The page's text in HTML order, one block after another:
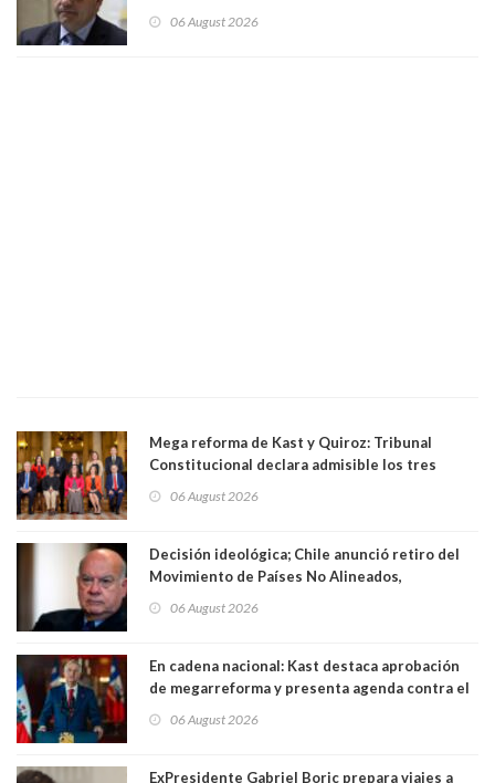
antecedentes a Tribunal Supremo
06 August 2026
Mega reforma de Kast y Quiroz: Tribunal
Constitucional declara admisible los tres
06 August 2026
Decisión ideológica; Chile anunció retiro del
Movimiento de Países No Alineados,
1971. Excanciller Insulza lamentó decisión
06 August 2026
En cadena nacional: Kast destaca aprobación
de megarreforma y presenta agenda contra el
06 August 2026
ExPresidente Gabriel Boric prepara viajes a